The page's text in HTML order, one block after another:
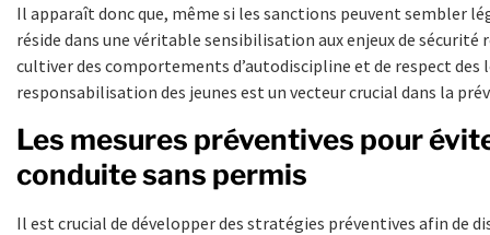
Il apparaît donc que, même si les sanctions peuvent sembler
réside dans une véritable sensibilisation aux enjeux de sécurité
cultiver des comportements d’autodiscipline et de respect des
responsabilisation des jeunes est un vecteur crucial dans la
Les mesures préventives pour
conduite sans permis
Il est crucial de développer des stratégies préventives afin de